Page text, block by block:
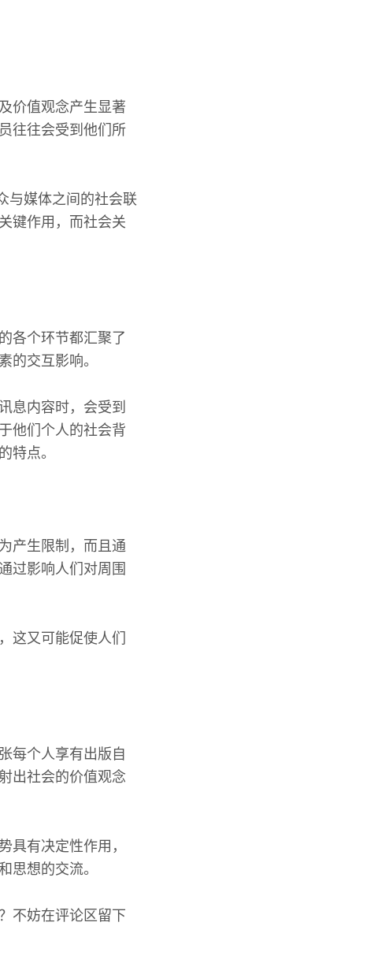
价值观念产生显著
往往会受到他们所
与媒体之间的社会联
键作用，而社会关
各个环节都汇聚了
的交互影响。
息内容时，会受到
他们个人的社会背
特点。
产生限制，而且通
过影响人们对周围
这又可能促使人们
每个人享有出版自
出社会的价值观念
具有决定性作用，
思想的交流。
不妨在评论区留下